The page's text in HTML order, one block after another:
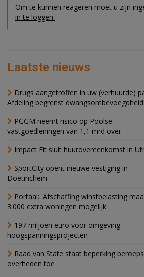
Om te kunnen reageren moet u zijn
in te loggen.
Laatste nieuws
Drugs aangetroffen in uw (verhuurde)
Afdeling begrenst
PGGM neemt risico op Poolse
vastgoedleningen van 1,1 mrd over
Impact Fit sluit huurovereenkomst in
SportCity opent nieuwe vestiging in
Doetinchem
Portaal: 'Afschaffing winstbelasting
3.000 extra woningen mogelijk'
197 miljoen euro voor omgeving
hoogspanningsprojecten
Raad van State staat beperking
overheden toe